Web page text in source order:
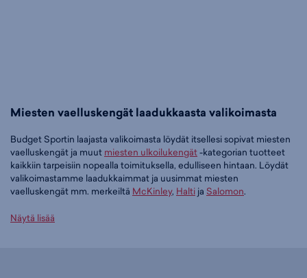
Miesten vaelluskengät laadukkaasta valikoimasta
Budget Sportin laajasta valikoimasta löydät itsellesi sopivat miesten
vaelluskengät ja muut miesten ulkoilukengät-kategorian tuotteet
kaikkiin tarpeisiin nopealla toimituksella, edulliseen hintaan. Löydät
valikoimastamme laadukkaimmat ja uusimmat miesten
vaelluskengät mm. merkeiltä McKinley, Halti ja Salomon.
Tilaa miesten vaelluskengät edullisesti Budget Sportilta
Näytä lisää